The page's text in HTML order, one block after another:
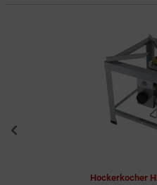
Hockerkocher